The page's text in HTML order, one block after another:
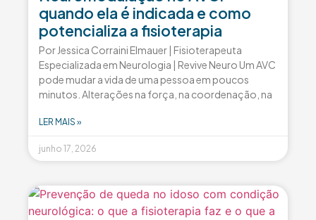
quando ela é indicada e como
potencializa a fisioterapia
Por Jessica Corraini Elmauer | Fisioterapeuta
Especializada em Neurologia | Revive Neuro Um AVC
pode mudar a vida de uma pessoa em poucos
minutos. Alterações na força, na coordenação, na
LER MAIS »
junho 17, 2026